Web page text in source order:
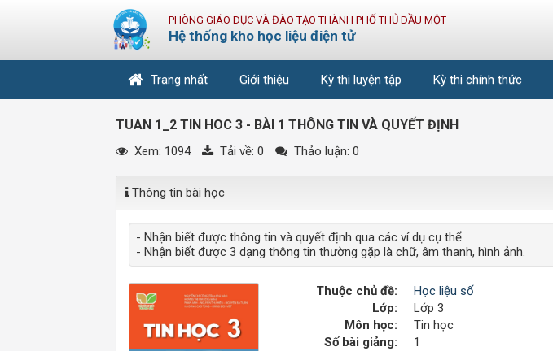
PHÒNG GIÁO DỤC VÀ ĐÀO TẠO THÀNH PHỐ THỦ DẦU MỘT
Hệ thống kho học liệu điện tử
Trang nhất Giới thiệu Kỳ thi luyện tập Kỳ thi chính thức
TUAN 1_2 TIN HOC 3 - BÀI 1 THÔNG TIN VÀ QUYẾT ĐỊNH
Xem: 1094 Tải về: 0 Thảo luận: 0
Thông tin bài học
- Nhận biết được thông tin và quyết định qua các ví dụ cụ thể.
- Nhận biết được 3 dạng thông tin thường gặp là chữ, âm thanh, hình ảnh.
Thuộc chủ đề:
Học liệu số
Lớp:
Lớp 3
Môn học:
Tin học
Số bài giảng:
1